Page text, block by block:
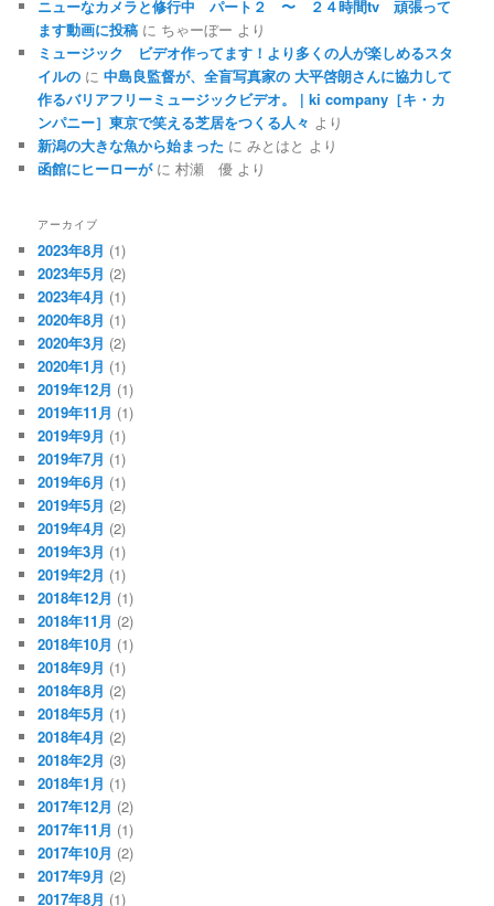
ニューなカメラと修行中 パート２ 〜 ２４時間tv 頑張って
ます動画に投稿 に ちゃーぼー より
ミュージック ビデオ作ってます！より多くの人が楽しめるスタ
イルの に中島良監督が、全盲写真家の 大平啓朗さんに協力して
作るバリアフリーミュージックビデオ。 | ki company［キ・カ
ンパニー］東京で笑える芝居をつくる人々 より
新潟の大きな魚から始まった にみとはと より
函館にヒーローがに村瀬 優 より
アーカイブ
2023年8月 (1)
2023年5月 (2)
2023年4月 (1)
2020年8月 (1)
2020年3月 (2)
2020年1月 (1)
2019年12月 (1)
2019年11月 (1)
2019年9月 (1)
2019年7月 (1)
2019年6月 (1)
2019年5月 (2)
2019年4月 (2)
2019年3月 (1)
2019年2月 (1)
2018年12月 (1)
2018年11月 (2)
2018年10月 (1)
2018年9月 (1)
2018年8月 (2)
2018年5月 (1)
2018年4月 (2)
2018年2月 (3)
2018年1月 (1)
2017年12月 (2)
2017年11月 (1)
2017年10月 (2)
2017年9月 (2)
2017年8月 (1)